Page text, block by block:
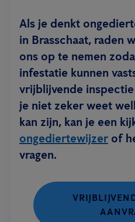
Als je denkt
in Brasschaat, raden
ons op te nemen
infestatie kunnen
vrijblijvende
je niet zeker weet
kan zijn, kan je een
ongediertewijzer of
vragen.